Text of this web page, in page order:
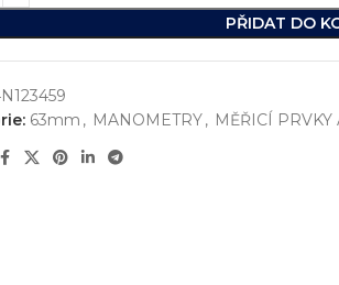
sériově vyráběna nikde na světě.
PŘIDAT DO
63mm , MANOMETRY, MĚŘICÍ